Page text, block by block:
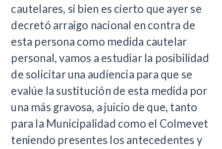
cautelares, si bien es cierto que ayer se
decretó arraigo nacional en contra de
esta persona como medida cautelar
personal, vamos a estudiar la posibilidad
de solicitar una audiencia para que se
evalúe la sustitución de esta medida por
una más gravosa, a juicio de que, tanto
para la Municipalidad como el Colmevet
teniendo presentes los antecedentes y